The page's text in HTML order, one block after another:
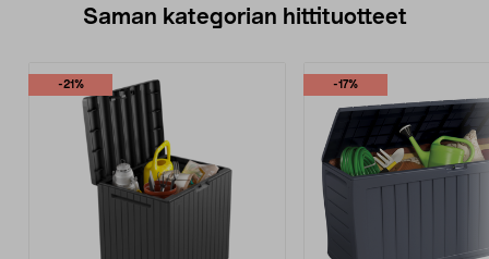
Saman kategorian hittituotteet
-21% -17%